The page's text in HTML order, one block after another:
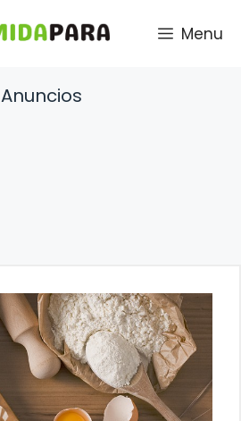
Menu
Anuncios